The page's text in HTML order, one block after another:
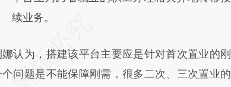
续业务。
为，搭建该平台主要应是针对首次置业的刚
问题是不能保障刚需，很多二次、三次置业的